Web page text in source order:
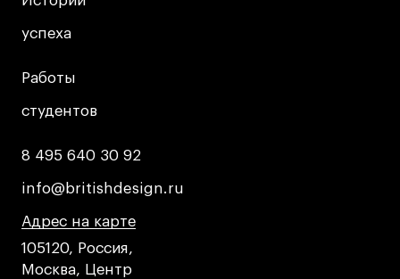
успеха
успеха
Работы
студентов
Работы
студентов
8 495 640 30 92
8 495 640 30 92
info@britishdesign.ru
info@britishdesign.ru
Адрес на карте
Адрес на карте
Адрес на карте
105120, Россия,
Москва, Центр